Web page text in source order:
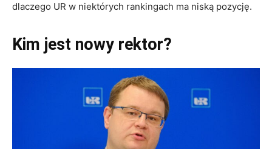
dlaczego UR w niektórych rankingach ma niską pozycję.
Kim jest nowy rektor?